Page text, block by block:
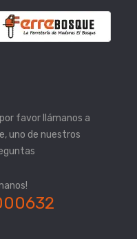
favor llámanos a
uno de nuestros